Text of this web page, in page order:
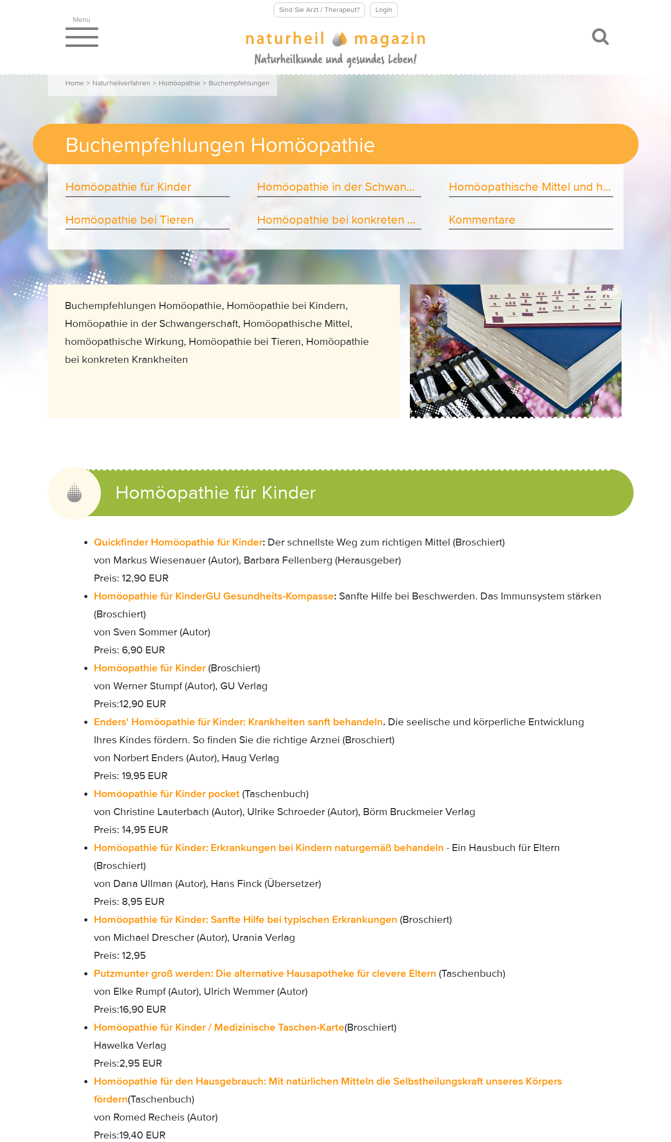
Sind Sie Arzt / Therapeut?
Login
Menü
Home > Naturheilverfahren > Homöopathie > Buchempfehlungen
Buchempfehlungen Homöopathie
Homöopathie für Kinder Homöopathie in der Schwangerschaft Homöopathische Mittel und homöopathische Wirkung
Homöopathie bei Tieren Homöopathie bei konkreten Krankheiten Kommentare
Buchempfehlungen Homöopathie, Homöopathie bei Kindern,
Homöopathie in der Schwangerschaft, Homöopathische Mittel,
homöopathische Wirkung, Homöopathie bei Tieren, Homöopathie
bei konkreten Krankheiten
Homöopathie für Kinder
Quickfinder Homöopathie für Kinder: Der schnellste Weg zum richtigen Mittel (Broschiert)
von Markus Wiesenauer (Autor), Barbara Fellenberg (Herausgeber)
Preis: 12,90 EUR
Homöopathie für KinderGU Gesundheits-Kompasse: Sanfte Hilfe bei Beschwerden. Das Immunsystem stärken
(Broschiert)
von Sven Sommer (Autor)
Preis: 6,90 EUR
Homöopathie für Kinder(Broschiert)
von Werner Stumpf (Autor), GU Verlag
Preis:12,90 EUR
Enders' Homöopathie für Kinder: Krankheiten sanft behandeln. Die seelische und körperliche Entwicklung
Ihres Kindes fördern. So finden Sie die richtige Arznei (Broschiert)
von Norbert Enders (Autor), Haug Verlag
Preis: 19,95 EUR
Homöopathie für Kinder pocket(Taschenbuch)
von Christine Lauterbach (Autor), Ulrike Schroeder (Autor), Börm Bruckmeier Verlag
Preis: 14,95 EUR
Homöopathie für Kinder: Erkrankungen bei Kindern naturgemäß behandeln - Ein Hausbuch für Eltern
(Broschiert)
von Dana Ullman (Autor), Hans Finck (Übersetzer)
Preis: 8,95 EUR
Homöopathie für Kinder: Sanfte Hilfe bei typischen Erkrankungen (Broschiert)
von Michael Drescher (Autor), Urania Verlag
Preis: 12,95
Putzmunter groß werden: Die alternative Hausapotheke für clevere Eltern (Taschenbuch)
von Elke Rumpf (Autor), Ulrich Wemmer (Autor)
Preis:16,90 EUR
Homöopathie für Kinder / Medizinische Taschen-Karte(Broschiert)
Hawelka Verlag
Preis:2,95 EUR
Homöopathie für den Hausgebrauch: Mit natürlichen Mitteln die Selbstheilungskraft unseres Körpers
fördern(Taschenbuch)
von Romed Recheis (Autor)
Preis:19,40 EUR